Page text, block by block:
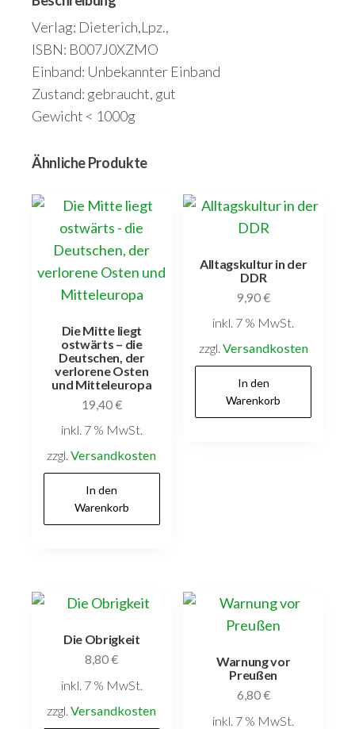
Verlag: Dieterich,Lpz.,
ISBN: B007J0XZMO
Einband: Unbekannter Einband
Zustand: gebraucht, gut
Gewicht < 1000g
Ähnliche Produkte
Die Mitte liegt
ostwärts – die
Deutschen, der
verlorene Osten
und Mitteleuropa
19,40€
inkl. 7 % MwSt.
zzgl.Versandkosten
In den
Warenkorb
Alltagskultur in der
DDR
9,90€
inkl. 7 % MwSt.
zzgl. Versandkosten
In den
Warenkorb
Die Obrigkeit
8,80€
inkl. 7 % MwSt.
zzgl.Versandkosten
Warnung vor
Preußen
6,80€
inkl. 7 % MwSt.